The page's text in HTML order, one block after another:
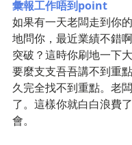
彙報工作唔到point
如果有一天老闆走到你
地問你，最近業績不錯
突破？這時你刷地一下
要麼支支吾吾講不到重
久完全找不到重點。老
了。這樣你就白白浪費
會。